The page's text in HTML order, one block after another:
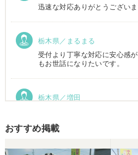
迅速な対応ありがとうございま
栃木県／まるまる
受付より丁寧な対応に安心感
もお世話になりたいです。
栃木県／増田
おすすめ掲載